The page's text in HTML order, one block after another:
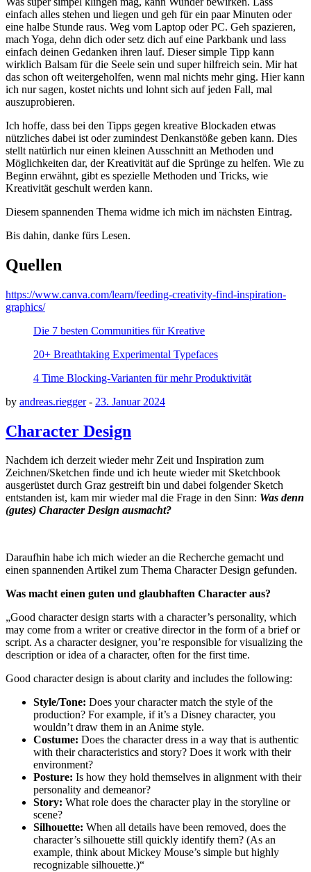
einfach alles stehen und liegen und geh für ein paar Minuten oder
eine halbe Stunde raus. Weg vom Laptop oder PC. Geh spazieren,
mach Yoga, dehn dich oder setz dich auf eine Parkbank und lass
einfach deinen Gedanken ihren lauf. Dieser simple Tipp kann
wirklich Balsam für die Seele sein und super hilfreich sein. Mir hat
das schon oft weitergeholfen, wenn mal nichts mehr ging. Hier kann
ich nur sagen, kostet nichts und lohnt sich auf jeden Fall, mal
auszuprobieren.
Ich hoffe, dass bei den Tipps gegen kreative Blockaden etwas
nützliches dabei ist oder zumindest Denkanstöße geben kann. Dies
stellt natürlich nur einen kleinen Ausschnitt an Methoden und
Möglichkeiten dar, der Kreativität auf die Sprünge zu helfen. Wie zu
Beginn erwähnt, gibt es spezielle Methoden und Tricks, wie
Kreativität geschult werden kann.
Diesem spannenden Thema widme ich mich im nächsten Eintrag.
Bis dahin, danke fürs Lesen.
Quellen
https://www.canva.com/learn/feeding-creativity-find-inspiration-
graphics/
Die 7 besten Communities für Kreative
20+ Breathtaking Experimental Typefaces
4 Time Blocking-Varianten für mehr Produktivität
by andreas.riegger- 23. Januar 2024
Character Design
Nachdem ich derzeit wieder mehr Zeit und Inspiration zum
Zeichnen/Sketchen finde und ich heute wieder mit Sketchbook
ausgerüstet durch Graz gestreift bin und dabei folgender Sketch
entstanden ist, kam mir wieder mal die Frage in den Sinn: Was denn
(gutes) Character Design ausmacht?
Daraufhin habe ich mich wieder an die Recherche gemacht und
einen spannenden Artikel zum Thema Character Design gefunden.
Was macht einen guten und glaubhaften Character aus?
„Good character design starts with a character’s personality, which
may come from a writer or creative director in the form of a brief or
script. As a character designer, you’re responsible for visualizing the
description or idea of a character, often for the first time.
Good character design is about clarity and includes the following:
Style/Tone: Does your character match the style of the
production? For example, if it’s a Disney character, you
wouldn’t draw them in an Anime style.
Costume: Does the character dress in a way that is authentic
with their characteristics and story? Does it work with their
environment?
Posture: Is how they hold themselves in alignment with their
personality and demeanor?
Story: What role does the character play in the storyline or
scene?
Silhouette: When all details have been removed, does the
character’s silhouette still quickly identify them? (As an
example, think about Mickey Mouse’s simple but highly
recognizable silhouette.)“